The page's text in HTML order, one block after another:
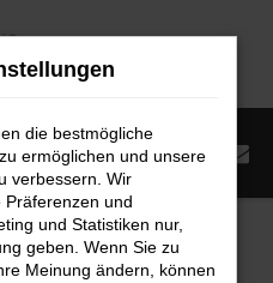
die bestmögliche
ermöglichen und unsere
verbessern. Wir
Präferenzen und
und Statistiken nur,
geben. Wenn Sie zu
Meinung ändern, können